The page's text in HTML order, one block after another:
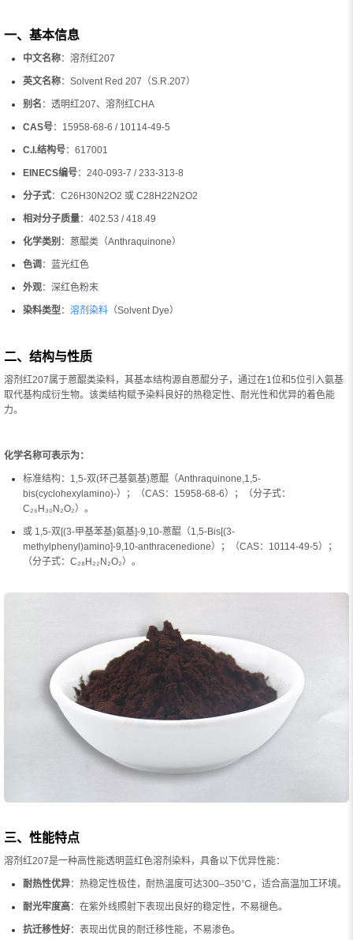
一、基本信息
中文名称：溶剂红207
英文名称：Solvent Red 207（S.R.207）
别名 ：透明红207、溶剂红CHA
CAS号：15958‑68‑6 / 10114‑49‑5
C.I.结构号：617001
EINECS编号：240-093-7 / 233-313-8
分子式：C26H30N2O2 或 C28H22N2O2
相对分子质量：402.53 / 418.49
化学类别 ：蒽醌类（Anthraquinone）
色调 ：蓝光红色
外观：深红色粉末
染料类型： 溶剂染料 （Solvent Dye）
二、结构与性质
溶剂红207属于蒽醌类染料，其基本结构源自蒽醌分子，通过在1位和5位引入氨基
取代基构成衍生物。该类结构赋予染料良好的热稳定性、耐光性和优异的着色能
力。
化学名称可表示为：
标准结构：1,5-双(环己基氨基)蒽醌（Anthraquinone,1,5-
bis(cyclohexylamino)-）；（CAS：15958-68-6）；（分子式：
C₂₆H₃₀N₂O₂）。
或 1,5-双[(3-甲基苯基)氨基]-9,10-蒽醌（1,5-Bis[(3-
methylphenyl)amino]-9,10-anthracenedione）；（CAS：10114-49-5）；
（分子式：C₂₈H₂₂N₂O₂）。
三、性能特点
溶剂红207是一种高性能透明蓝红色溶剂染料，具备以下优异性能：
耐热性优异：热稳定性极佳，耐热温度可达300–350℃，适合高温加工环境。
耐光牢度高：在紫外线照射下表现出良好的稳定性，不易褪色。
抗迁移性好：表现出优良的耐迁移性能，不易渗色。